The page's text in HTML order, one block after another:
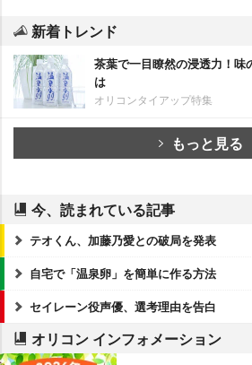
新着トレンド
茶葉で一目瞭然の浸透力！味
は
オリコンタイアップ特集
もっと見る
今、読まれている記事
テオくん、加藤乃愛との破局を発表
自宅で「温泉卵」を簡単に作る方法
セイレーン役声優、選考理由を告白
オリコン インフォメーション